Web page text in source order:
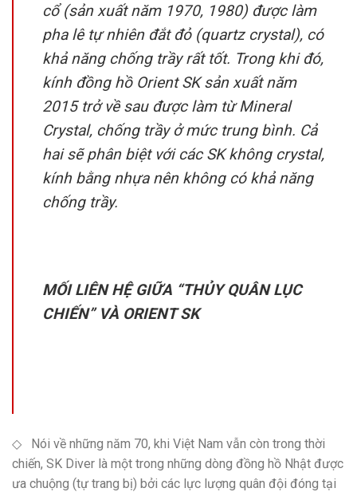
cổ (sản xuất năm 1970, 1980) được làm
pha lê tự nhiên đắt đỏ (quartz crystal), có
khả năng chống trầy rất tốt. Trong khi đó,
kính đồng hồ Orient SK sản xuất năm
2015 trở về sau được làm từ Mineral
Crystal, chống trầy ở mức trung bình. Cả
hai sẽ phân biệt với các SK không crystal,
kính bằng nhựa nên không có khả năng
chống trầy.
MỐI LIÊN HỆ GIỮA “THỦY QUÂN LỤC
CHIẾN” VÀ ORIENT SK
◇ Nói về những năm 70, khi Việt Nam vẫn còn trong thời
chiến, SK Diver là một trong những dòng đồng hồ Nhật được
ưa chuộng (tự trang bị) bởi các lực lượng quân đội đóng tại